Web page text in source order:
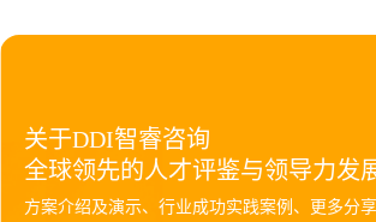
关于DDI智睿咨询
全球领先的人才评鉴与领导力发
方案介绍及演示、行业成功实践案例、更多分